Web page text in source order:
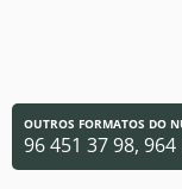
OUTROS FORMATOS DO
96 451 37 98,